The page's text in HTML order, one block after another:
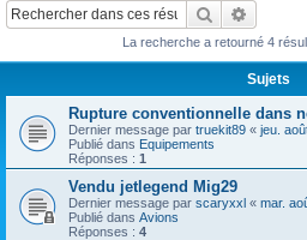
Rechercher
La recherche a retourné 4
Sujets
Rupture conventionnelle dans
Dernier message par truekit89 « jeu.
Publié dans Equipements
Réponses : 1
Vendu jetlegend Mig29
Dernier message par scaryxxl « mar.
Publié dans Avions
Réponses : 4